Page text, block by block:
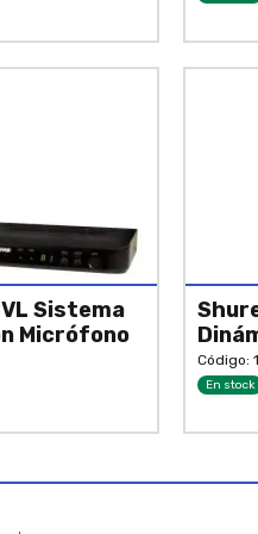
Sistema
Micrófono
Código:
En stock